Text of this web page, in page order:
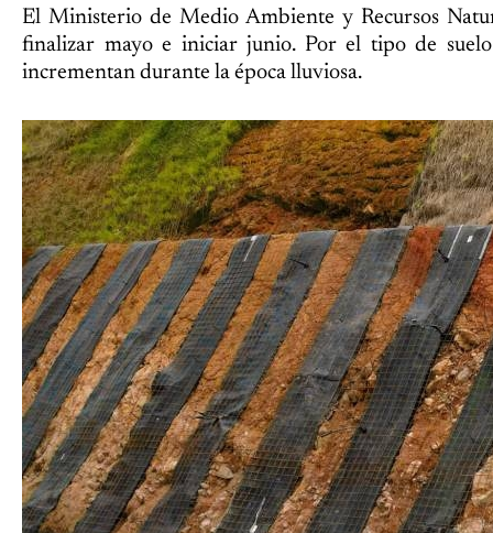
El Ministerio de Medio Ambiente y Recursos
finalizar mayo e iniciar junio. Por el tipo de
incrementan durante la época lluviosa.